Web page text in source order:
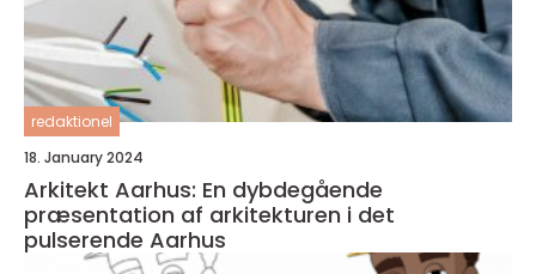
redaktionel
18. January 2024
Arkitekt Aarhus: En dybdegående
præsentation af arkitekturen i det
pulserende Aarhus